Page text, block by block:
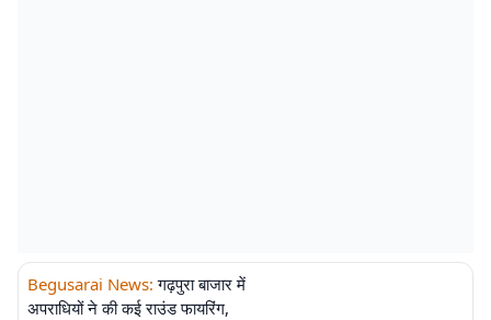
Begusarai News: गढ़पुरा बाजार में
अपराधियों ने की कई राउंड फायरिंग,